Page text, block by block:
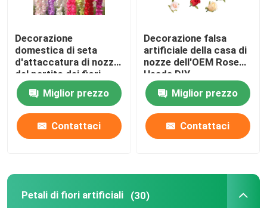
Decorazione
domestica di seta
d'attaccatura di nozze
del partito dei fiori
artificiali di glicine di
3.6FT Miglior prezzo
Contattaci
Decorazione falsa
artificiale della casa di
nozze dell'OEM Rose
Heads DIY
Miglior prezzo
Contattaci
Petali di fiori artificiali (30)